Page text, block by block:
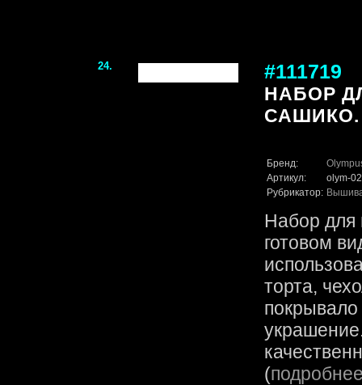
24. #111719
НАБОР
САШИКО.
Бренд:
Артикул:
olym-02
Рубрикатор:
Набор
готовом
торта,
(